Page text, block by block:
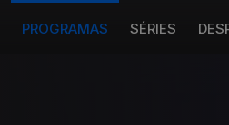
PROGRAMAS SÉRIES